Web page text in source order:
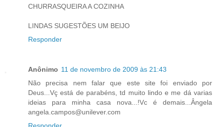
CHURRASQUEIRA A COZINHA
LINDAS SUGESTÕES UM BEIJO
Responder
Anônimo 11 de novembro de 2009 às 21:43
Não precisa nem falar que este site foi enviado por
Deus...Vç está de parabéns, td muito lindo e me dá varias
ideias para minha casa nova...!Vc é demais...Ângela
angela.campos@unilever.com